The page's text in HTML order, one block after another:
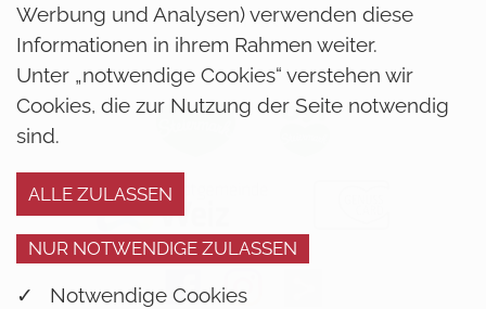
KONTAKT
Werbung und Analysen) verwenden diese
Informationen in ihrem Rahmen weiter.
Unter „notwendige Cookies“ verstehen wir
Cookies, die zur Nutzung der Seite notwendig
sind.
✓ Notwendige Cookies